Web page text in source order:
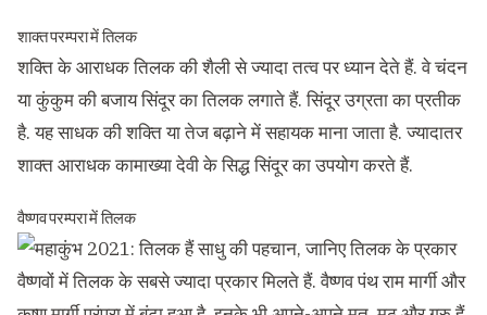
शाक्त परम्परा में तिलक
शक्ति के आराधक तिलक की शैली से ज्यादा तत्व पर ध्यान देते हैं. वे चंदन
या कुंकुम की बजाय सिंदूर का तिलक लगाते हैं. सिंदूर उग्रता का प्रतीक
है. यह साधक की शक्ति या तेज बढ़ाने में सहायक माना जाता है. ज्यादातर
शाक्त आराधक कामाख्या देवी के सिद्ध सिंदूर का उपयोग करते हैं.
वैष्णव परम्परा में तिलक
वैष्णवों में तिलक के सबसे ज्यादा प्रकार मिलते हैं. वैष्णव पंथ राम मार्गी और